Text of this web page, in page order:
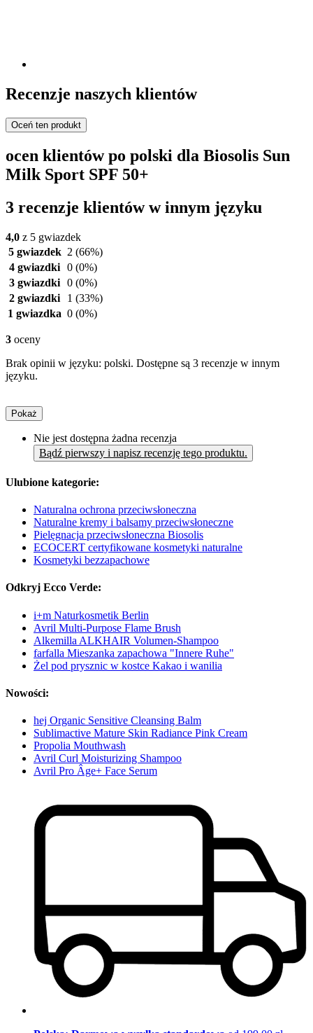
Recenzje naszych klientów
Oceń ten produkt
ocen klientów po polski dla Biosolis Sun
Milk Sport SPF 50+
3 recenzje klientów w innym języku
4,0 z 5 gwiazdek
5 gwiazdek 2 (66%)
4 gwiazdki 0 (0%)
3 gwiazdki 0 (0%)
2 gwiazdki
1 (33%)
1 gwiazdka 0 (0%)
3 oceny
Brak opinii w języku: polski. Dostępne są 3 recenzje w innym
języku.
Pokaż
Nie jest dostępna żadna recenzja
Bądź pierwszy i napisz recenzję tego produktu.
Ulubione kategorie:
Naturalna ochrona przeciwsłoneczna
Naturalne kremy i balsamy przeciwsłoneczne
Pielęgnacja przeciwsłoneczna Biosolis
ECOCERT certyfikowane kosmetyki naturalne
Kosmetyki bezzapachowe
Odkryj Ecco Verde:
i+m Naturkosmetik Berlin
Avril Multi-Purpose Flame Brush
Alkemilla ALKHAIR Volumen-Shampoo
farfalla Mieszanka zapachowa "Innere Ruhe"
Żel pod prysznic w kostce Kakao i wanilia
Nowości:
hej Organic Sensitive Cleansing Balm
Sublimactive Mature Skin Radiance Pink Cream
Propolia Mouthwash
Avril Curl Moisturizing Shampoo
Avril Pro Âge+ Face Serum